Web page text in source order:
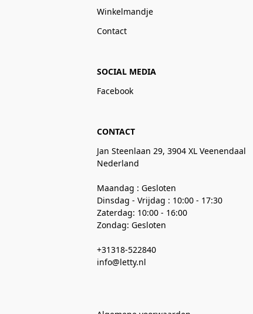
Winkelmandje
Contact
SOCIAL MEDIA
Facebook
CONTACT
Jan Steenlaan 29, 3904 XL Veenendaal
Nederland
Maandag : Gesloten
Dinsdag - Vrijdag : 10:00 - 17:30
Zaterdag: 10:00 - 16:00
Zondag: Gesloten
+31318-522840
info@letty.nl